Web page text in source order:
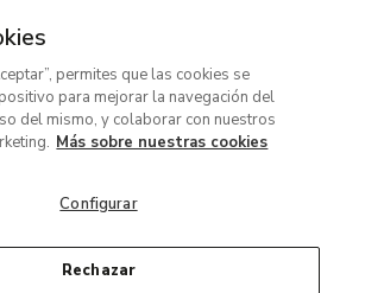
permites que las cookies se
para mejorar la navegación del
del mismo, y colaborar con nuestros
Más sobre nuestras cookies
Configurar
Rechazar